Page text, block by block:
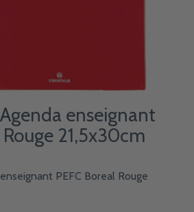
enseignant
21,5x30cm
PEFC Boreal Rouge